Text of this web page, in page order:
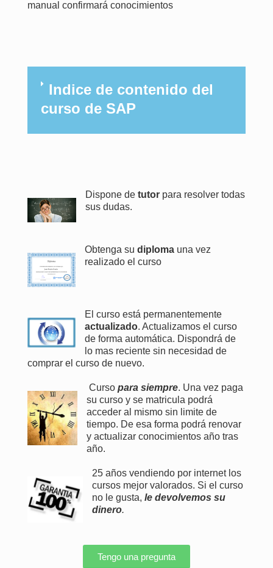
manual confirmará conocimientos
Indice de contenido del
curso de SAP
Dispone de tutorpara resolver todas
sus dudas.
Obtenga su diplomauna vez
realizado el curso
El curso está permanentemente
actualizado. Actualizamos el curso
de forma automática. Dispondrá de
lo mas reciente sin necesidad de
comprar el curso de nuevo.
Curso para siempre. Una vez paga
su curso y se matricula podrá
acceder al mismo sin limite de
tiempo. De esa forma podrá renovar
y actualizar conocimientos año tras
año.
25 años vendiendo por internet los
cursos mejor valorados. Si el curso
no le gusta, le devolvemos su
dinero.
Tengo una pregunta